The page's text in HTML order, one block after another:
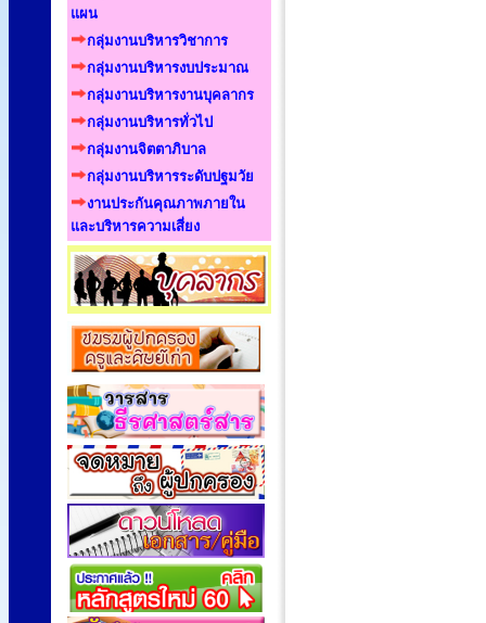
แผน
กลุ่มงานบริหารวิชาการ
กลุ่มงานบริหารงบประมาณ
กลุ่มงานบริหารงานบุคลากร
กลุ่มงานบริหารทั่วไป
กลุ่มงานจิตตาภิบาล
กลุ่มงานบริหารระดับปฐมวัย
งานประกันคุณภาพภายใน
และบริหารความเสี่ยง